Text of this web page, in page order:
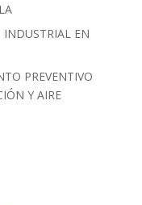
INDUSTRIAL EN
PREVENTIVO
Y AIRE